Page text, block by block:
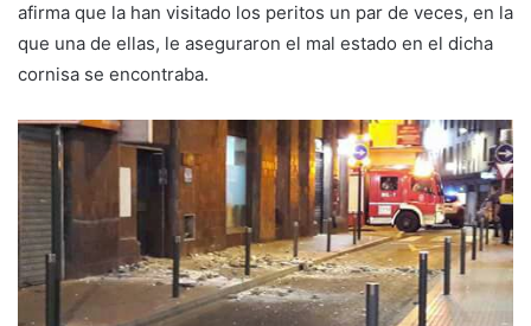
afirma que la han visitado los peritos un par de veces, en la
que una de ellas, le aseguraron el mal estado en el dicha
cornisa se encontraba.